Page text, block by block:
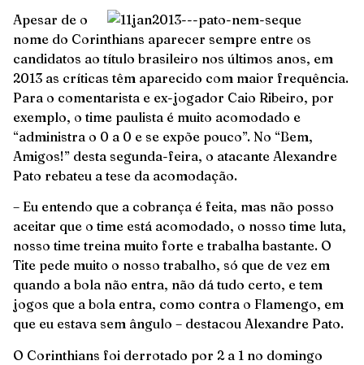
Apesar de o
nome do Corinthians aparecer sempre entre os
candidatos ao título brasileiro nos últimos anos, em
2013 as críticas têm aparecido com maior frequência.
Para o comentarista e ex-jogador Caio Ribeiro, por
exemplo, o time paulista é muito acomodado e
“administra o 0 a 0 e se expõe pouco”. No “Bem,
Amigos!” desta segunda-feira, o atacante Alexandre
Pato rebateu a tese da acomodação.
– Eu entendo que a cobrança é feita, mas não posso
aceitar que o time está acomodado, o nosso time luta,
nosso time treina muito forte e trabalha bastante. O
Tite pede muito o nosso trabalho, só que de vez em
quando a bola não entra, não dá tudo certo, e tem
jogos que a bola entra, como contra o Flamengo, em
que eu estava sem ângulo – destacou Alexandre Pato.
O Corinthians foi derrotado por 2 a 1 no domingo